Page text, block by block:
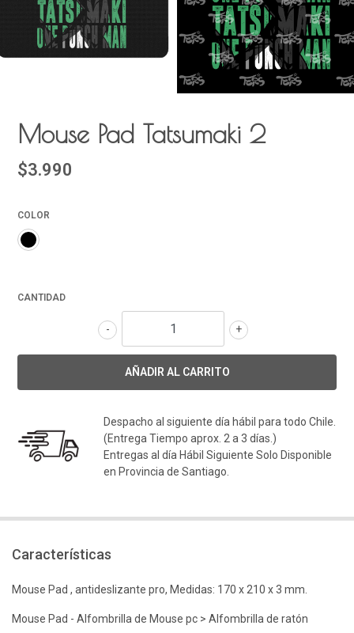
Mouse Pad Tatsumaki 2
$3.990
COLOR
CANTIDAD
+
-
Despacho al siguiente día hábil para todo Chile.
(Entrega Tiempo aprox. 2 a 3 días.)
Entregas al día Hábil Siguiente Solo Disponible
en Provincia de Santiago.
Características
Mouse Pad , antideslizante pro, Medidas: 170 x 210 x 3 mm.
Mouse Pad - Alfombrilla de Mouse pc > Alfombrilla de ratón